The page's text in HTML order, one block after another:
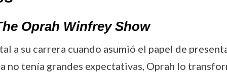
Oprah Winfrey Show
a su carrera cuando asumió el papel de
no tenía grandes expectativas, Oprah lo